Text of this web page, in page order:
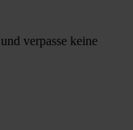
verpasse keine